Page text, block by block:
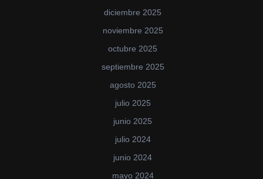
diciembre 2025
noviembre 2025
octubre 2025
septiembre 2025
agosto 2025
julio 2025
junio 2025
julio 2024
junio 2024
mayo 2024